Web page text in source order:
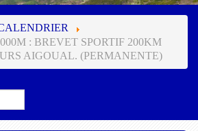
: BREVET SPORTIF 200KM
AIGOUAL. (PERMANENTE)